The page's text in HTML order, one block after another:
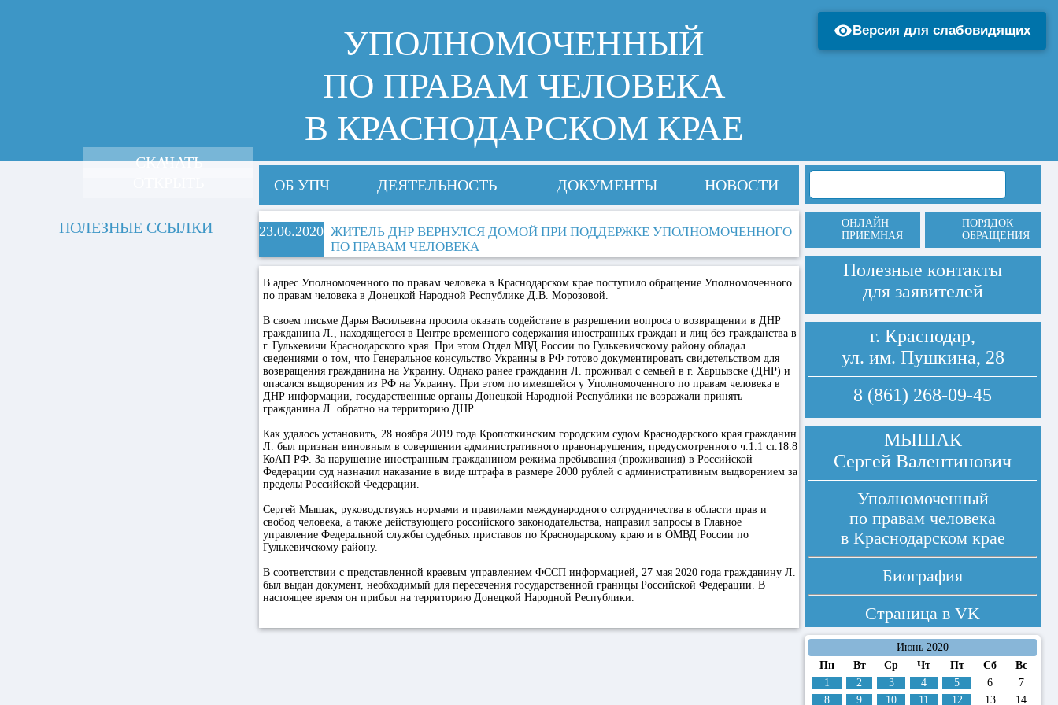
УПОЛНОМОЧЕННЫЙ
ПО ПРАВАМ ЧЕЛОВЕКА
В КРАСНОДАРСКОМ КРАЕ
ОБ УПЧ ДЕЯТЕЛЬНОСТЬ ДОКУМЕНТЫ НОВОСТИ
23.06.2020 ЖИТЕЛЬ ДНР ВЕРНУЛСЯ ДОМОЙ ПРИ ПОДДЕРЖКЕ УПОЛНОМОЧЕННОГО
ПО ПРАВАМ ЧЕЛОВЕКА
В адрес Уполномоченного по правам человека в Краснодарском крае поступило обращение Уполномоченного
по правам человека в Донецкой Народной Республике Д.В. Морозовой.
В своем письме Дарья Васильевна просила оказать содействие в разрешении вопроса о возвращении в ДНР
гражданина Л., находящегося в Центре временного содержания иностранных граждан и лиц без гражданства в
г. Гулькевичи Краснодарского края. При этом Отдел МВД России по Гулькевичскому району обладал
сведениями о том, что Генеральное консульство Украины в РФ готово документировать свидетельством для
возвращения гражданина на Украину. Однако ранее гражданин Л. проживал с семьей в г. Харцызске (ДНР) и
опасался выдворения из РФ на Украину. При этом по имевшейся у Уполномоченного по правам человека в
ДНР информации, государственные органы Донецкой Народной Республики не возражали принять
гражданина Л. обратно на территорию ДНР.
Как удалось установить, 28 ноября 2019 года Кропоткинским городским судом Краснодарского края гражданин
Л. был признан виновным в совершении административного правонарушения, предусмотренного ч.1.1 ст.18.8
КоАП РФ. За нарушение иностранным гражданином режима пребывания (проживания) в Российской
Федерации суд назначил наказание в виде штрафа в размере 2000 рублей с административным выдворением за
пределы Российской Федерации.
Сергей Мышак, руководствуясь нормами и правилами международного сотрудничества в области прав и
свобод человека, а также действующего российского законодательства, направил запросы в Главное
управление Федеральной службы судебных приставов по Краснодарскому краю и в ОМВД России по
Гулькевичскому району.
В соответствии с представленной краевым управлением ФССП информацией, 27 мая 2020 года гражданину Л.
был выдан документ, необходимый для пересечения государственной границы Российской Федерации. В
настоящее время он прибыл на территорию Донецкой Народной Республики.
СКАЧАТЬ
ПОЛЕЗНЫЕ ССЫЛКИ
ОНЛАЙН
ПРИЕМНАЯ
ПОРЯДОК
ОБРАЩЕНИЯ
Полезные контакты
для заявителей
г. Краснодар,
ул. им. Пушкина, 28
8 (861) 268-09-45
МЫШАК
Сергей Валентинович
Уполномоченный
по правам человека
в Краснодарском крае
Биография
Страница в VK
Июнь 2020
Пн
Вт Ср Чт Пт Сб
Вс
1
2 3 4 5 6
7
8
9 10 11 12 13 14
Версия для слабовидящих